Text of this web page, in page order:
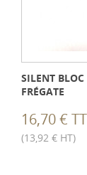
SILENT
FRÉGATE
16,70 €
(13,92 € HT)